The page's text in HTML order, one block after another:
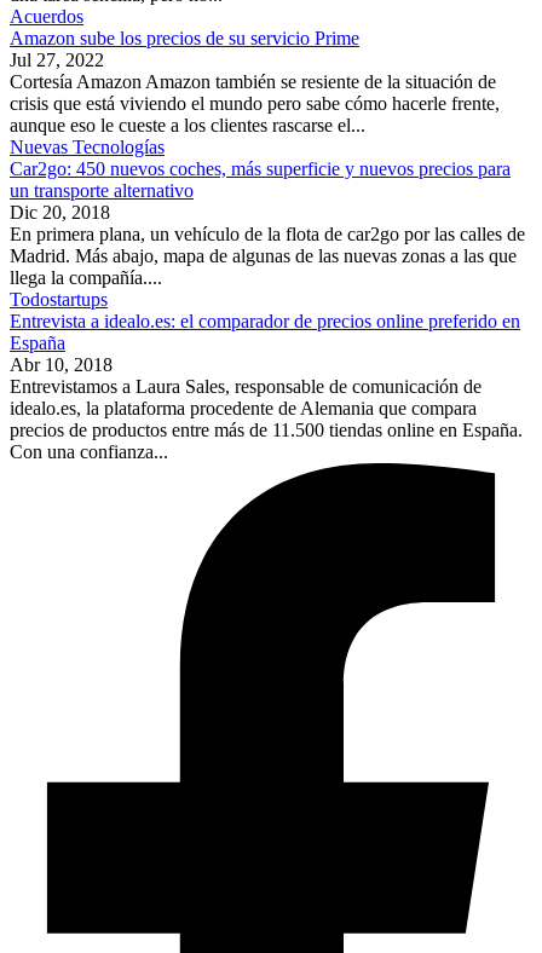
Acuerdos
Amazon sube los precios de su servicio Prime
Jul 27, 2022
Cortesía Amazon Amazon también se resiente de la situación de
crisis que está viviendo el mundo pero sabe cómo hacerle frente,
aunque eso le cueste a los clientes rascarse el...
Nuevas Tecnologías
Car2go: 450 nuevos coches, más superficie y nuevos precios para
un transporte alternativo
Dic 20, 2018
En primera plana, un vehículo de la flota de car2go por las calles de
Madrid. Más abajo, mapa de algunas de las nuevas zonas a las que
llega la compañía....
Todostartups
Entrevista a idealo.es: el comparador de precios online preferido en
España
Abr 10, 2018
Entrevistamos a Laura Sales, responsable de comunicación de
idealo.es, la plataforma procedente de Alemania que compara
precios de productos entre más de 11.500 tiendas online en España.
Con una confianza...